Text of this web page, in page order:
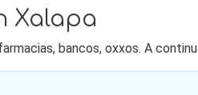
Xalapa
bancos, oxxos. A